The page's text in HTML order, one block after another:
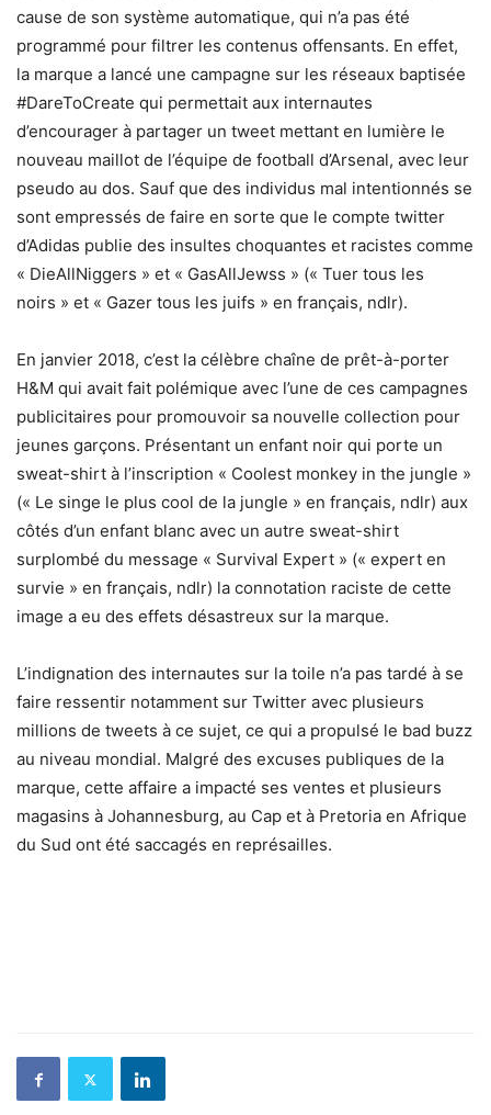
cause de son système automatique, qui n’a pas été
programmé pour filtrer les contenus offensants. En effet,
la marque a lancé une campagne sur les réseaux baptisée
#DareToCreate qui permettait aux internautes
d’encourager à partager un tweet mettant en lumière le
nouveau maillot de l’équipe de football d’Arsenal, avec leur
pseudo au dos. Sauf que des individus mal intentionnés se
sont empressés de faire en sorte que le compte twitter
d’Adidas publie des insultes choquantes et racistes comme
« DieAllNiggers » et « GasAllJewss » (« Tuer tous les
noirs » et « Gazer tous les juifs » en français, ndlr).
En janvier 2018, c’est la célèbre chaîne de prêt-à-porter
H&M qui avait fait polémique avec l’une de ces campagnes
publicitaires pour promouvoir sa nouvelle collection pour
jeunes garçons. Présentant un enfant noir qui porte un
sweat-shirt à l’inscription « Coolest monkey in the jungle »
(« Le singe le plus cool de la jungle » en français, ndlr) aux
côtés d’un enfant blanc avec un autre sweat-shirt
surplombé du message « Survival Expert » (« expert en
survie » en français, ndlr) la connotation raciste de cette
image a eu des effets désastreux sur la marque.
L’indignation des internautes sur la toile n’a pas tardé à se
faire ressentir notamment sur Twitter avec plusieurs
millions de tweets à ce sujet, ce qui a propulsé le bad buzz
au niveau mondial. Malgré des excuses publiques de la
marque, cette affaire a impacté ses ventes et plusieurs
magasins à Johannesburg, au Cap et à Pretoria en Afrique
du Sud ont été saccagés en représailles.